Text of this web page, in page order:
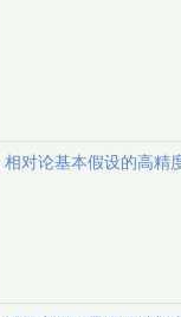
相对论基本假设的高精